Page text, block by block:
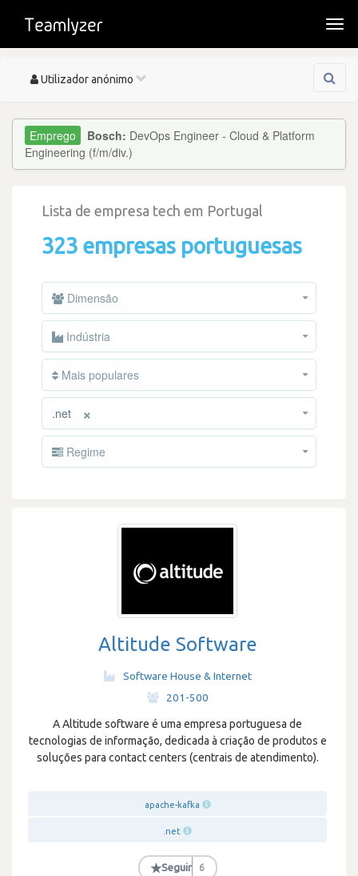
Toggle
Utilizador anónimo
Bosch: DevOps Engineer - Cloud & Platform
Engineering (f/m/div.)
Lista de empresa tech em Portugal
323 empresas portuguesas
Dimensão
Indústria
Mais populares
×
.net
Regime
Altitude Software
Software House & Internet
201-500
A Altitude software é uma empresa portuguesa de
tecnologias de informação, dedicada à criação de produtos e
soluções para contact centers (centrais de atendimento).
apache-kafka
.net
★Seguir 6